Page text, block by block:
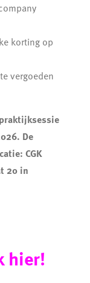
korting op
vergoeden
De
CGK
20 in
hier!